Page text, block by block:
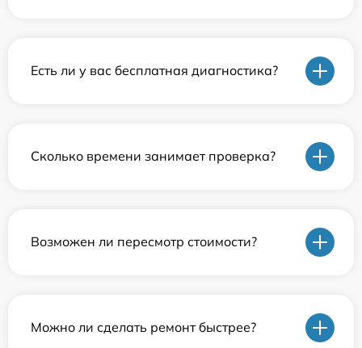
Есть ли у вас бесплатная диагностика?
Сколько времени занимает проверка?
Возможен ли пересмотр стоимости?
Можно ли сделать ремонт быстрее?